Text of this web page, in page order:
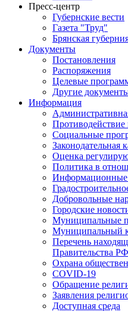
Пресс-центр
Губернские вести
Газета "Труд"
Брянская
Документы
Постановления
Распоряжения
Целевые
Другие
Информация
Противодействие
Социальные
Законодательная
Оценка
Политика в
Информационные
Добровольные
Городские
Муниципальные
Муниципальный
Перечень
Правительства
Охрана
COVID-19
Обращение
Заявления
Доступная среда